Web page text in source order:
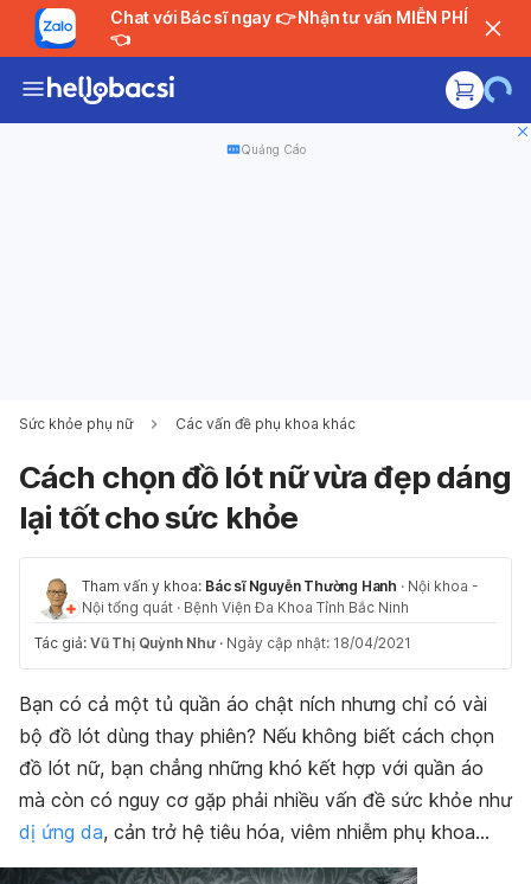
Chat với Bác sĩ ngay 👉 Nhận tư vấn MIỄN PHÍ
👈
Quảng Cáo
Sức khỏe phụ nữ Các vấn đề phụ khoa khác
Cách chọn đồ lót nữ vừa đẹp dáng
lại tốt cho sức khỏe
Tham vấn y khoa: Bác sĩ Nguyễn Thường Hanh · Nội khoa -
Nội tổng quát · Bệnh Viện Đa Khoa Tỉnh Bắc Ninh
Tác giả: Vũ Thị Quỳnh Như · Ngày cập nhật: 18/04/2021
Bạn có cả một tủ quần áo chật ních nhưng chỉ có vài
bộ đồ lót dùng thay phiên? Nếu không biết cách chọn
đồ lót nữ, bạn chẳng những khó kết hợp với quần áo
mà còn có nguy cơ gặp phải nhiều vấn đề sức khỏe như
dị ứng da, cản trở hệ tiêu hóa, viêm nhiễm phụ khoa…